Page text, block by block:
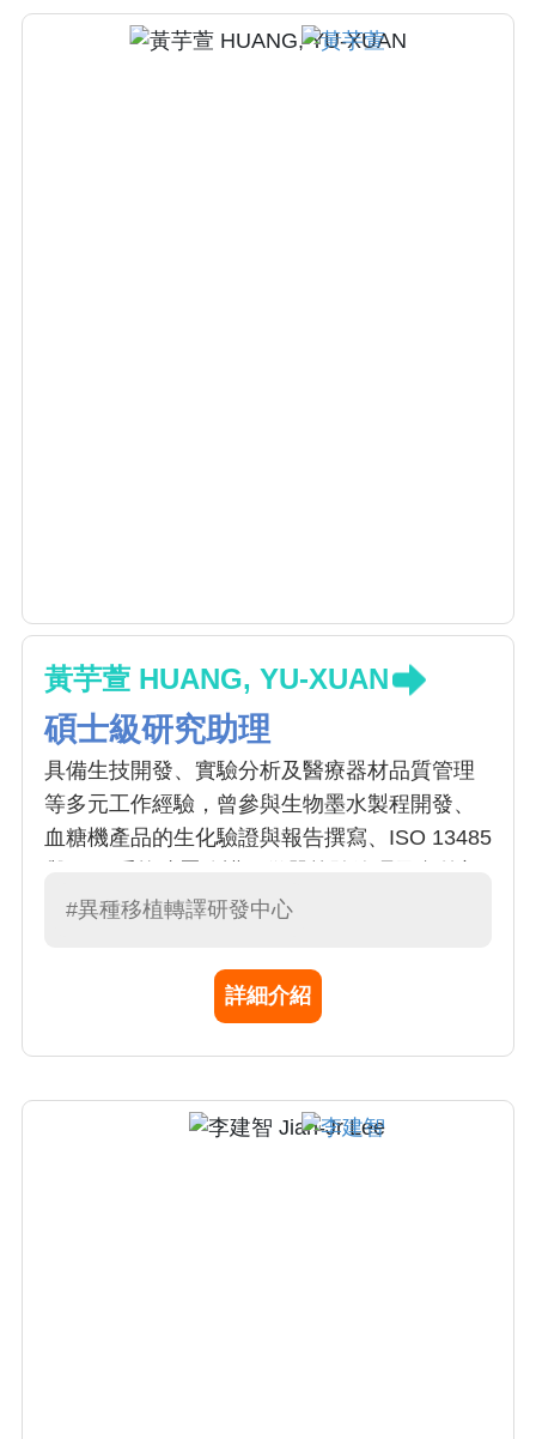
黃芋萱 HUANG, YU-XUAN
碩士級研究助理
具備生技開發、實驗分析及醫療器材品質管理
等多元工作經驗，曾參與生物墨水製程開發、
血糖機產品的生化驗證與報告撰寫、ISO 13485
稽核作業。
#異種移植轉譯研發中心
詳細介紹